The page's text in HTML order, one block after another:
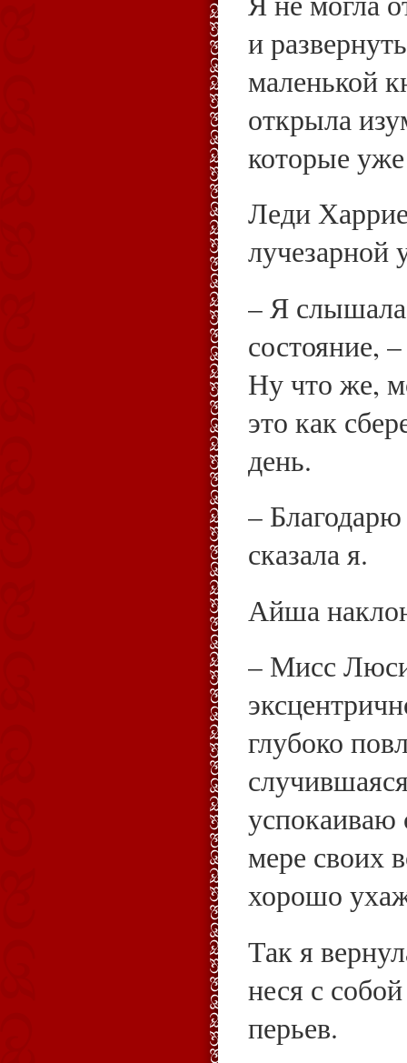
и
маленькой
открыла
которые
Леди
лучезарной
– Я
состояние,
Ну что же,
это как
день.
–
сказала я.
Айша
– Мисс
глубоко
мере своих
хорошо
Так я
неся с
перьев.